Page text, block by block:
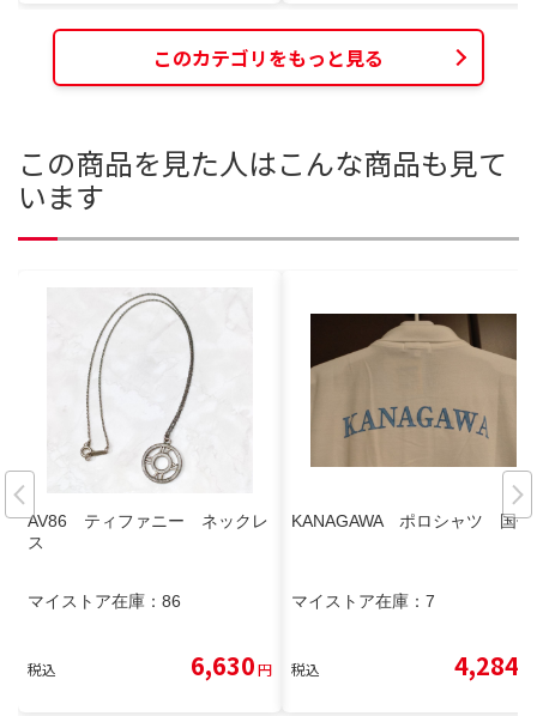
このカテゴリをもっと見る
この商品を見た人はこんな商品も見て
います
AV86 ティファニー ネックレ
ス
マイストア在庫： 86
税込 6,630円
KANAGAWA ポロシャツ 国体
マイストア在庫： 7
税込 4,284